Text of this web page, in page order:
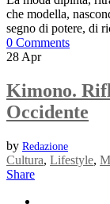
che modella,
segno di potere, di
0 Comments
28 Apr
Kimono.
Occidente
by Redazione
Cultura, Lifestyle,
Share